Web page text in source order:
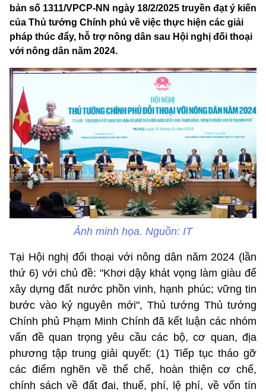
bản số 1311/VPCP-NN ngày 18/2/2025 truyền đạt ý kiến
của Thủ tướng Chính phủ về việc thực hiện các giải
pháp thúc đẩy, hỗ trợ nông dân sau Hội nghị đối thoại
với nông dân năm 2024.
Ảnh minh họa. Nguồn: IT
Tại Hội nghị đối thoại với nông dân năm 2024 (lần
thứ 6) với chủ đề: "Khơi dậy khát vọng làm giàu để
xây dựng đất nước phồn vinh, hạnh phúc; vững tin
bước vào kỷ nguyên mới", Thủ tướng Thủ tướng
Chính phủ Phạm Minh Chính đã kết luận các nhóm
vấn đề quan trọng yêu cầu các bộ, cơ quan, địa
phương tập trung giải quyết: (1) Tiếp tục tháo gỡ
các điểm nghẽn về thể chế, hoàn thiện cơ chế,
chính sách về đất đai, thuế, phí, lệ phí, về vốn tín